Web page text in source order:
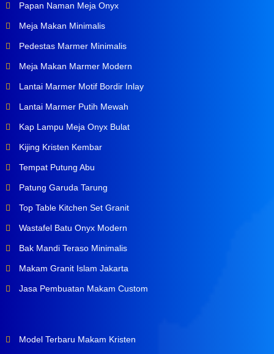
Papan Naman Meja Onyx
Meja Makan Minimalis
Pedestas Marmer Minimalis
Meja Makan Marmer Modern
Lantai Marmer Motif Bordir Inlay
Lantai Marmer Putih Mewah
Kap Lampu Meja Onyx Bulat
Kijing Kristen Kembar
Tempat Putung Abu
Patung Garuda Tarung
Top Table Kitchen Set Granit
Wastafel Batu Onyx Modern
Bak Mandi Teraso Minimalis
Makam Granit Islam Jakarta
Jasa Pembuatan Makam Custom
Model Terbaru Makam Kristen